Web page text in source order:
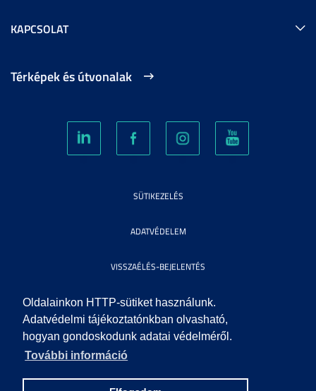
Oldalainkon HTTP-sütiket használunk.
Adatvédelmi tájékoztatónkban olvasható,
hogyan gondoskodunk adatai védelméről.
További információ
KAPCSOLAT
Térképek és útvonalak
SÜTIKEZELÉS
ADATVÉDELEM
VISSZAÉLÉS-BEJELENTÉS
KÖZÉRDEKŰ ADATOK
IMPRESSZUM